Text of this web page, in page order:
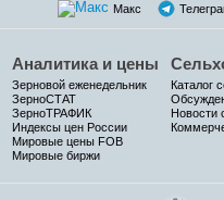
Макс
Аналитика и цены
Зерновой еженедельник
ЗерноСТАТ
ЗерноТРАФИК
Индексы цен России
Мировые цены FOB
Мировые биржи
Каталог
Новости